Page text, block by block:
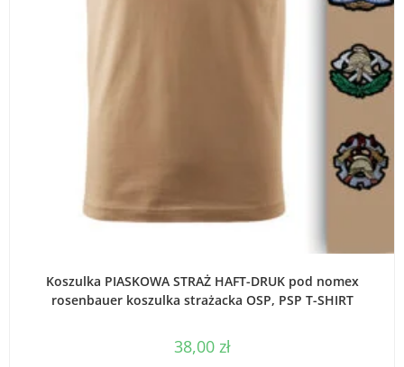
WYBIERZ OPCJE
Koszulka PIASKOWA STRAŻ HAFT-DRUK pod nomex
rosenbauer koszulka strażacka OSP, PSP T-SHIRT
38,00 zł